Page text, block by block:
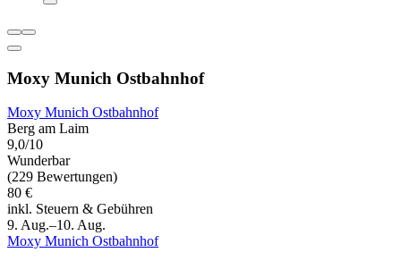
Moxy Munich Ostbahnhof
Moxy Munich Ostbahnhof
Berg am Laim
9,0/10
Wunderbar
(229 Bewertungen)
80 €
inkl. Steuern & Gebühren
9. Aug.–10. Aug.
Moxy Munich Ostbahnhof